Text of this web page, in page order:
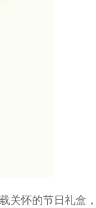
关怀的节日礼盒